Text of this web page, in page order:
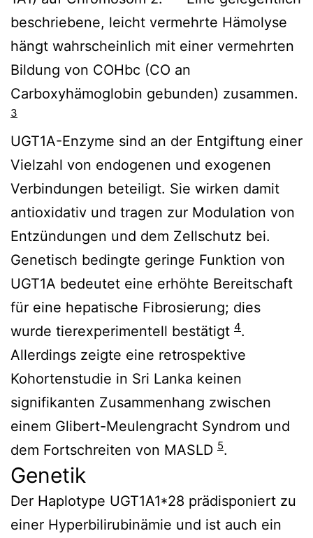
beschriebene, leicht vermehrte Hämolyse
hängt wahrscheinlich mit einer vermehrten
Bildung von COHbc (CO an
Carboxyhämoglobin gebunden) zusammen.
3
UGT1A-Enzyme sind an der Entgiftung einer
Vielzahl von endogenen und exogenen
Verbindungen beteiligt. Sie wirken damit
antioxidativ und tragen zur Modulation von
Entzündungen und dem Zellschutz bei.
Genetisch bedingte geringe Funktion von
UGT1A bedeutet eine erhöhte Bereitschaft
für eine hepatische Fibrosierung; dies
wurde tierexperimentell bestätigt 4.
Allerdings zeigte eine retrospektive
Kohortenstudie in Sri Lanka keinen
signifikanten Zusammenhang zwischen
einem Glibert-Meulengracht Syndrom und
dem Fortschreiten von MASLD 5.
Genetik
Der Haplotype UGT1A1*28 prädisponiert zu
einer Hyperbilirubinämie und ist auch ein